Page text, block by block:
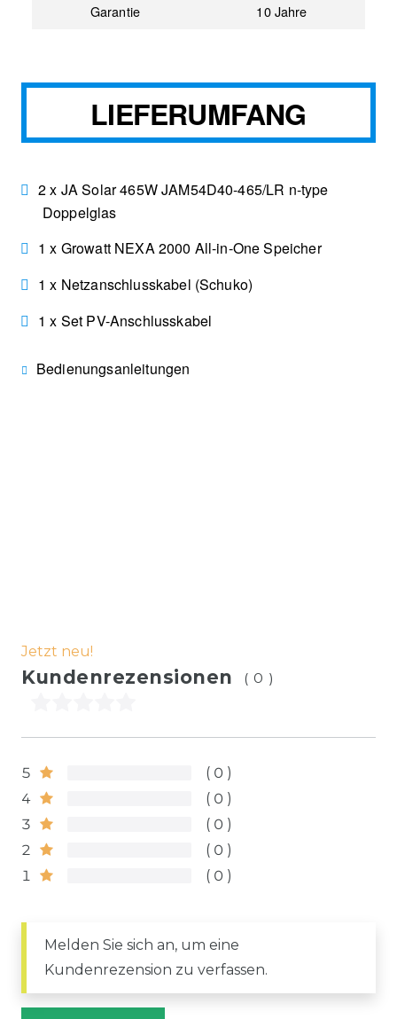
Garantie 10 Jahre
LIEFERUMFANG
2 x JA Solar 465W JAM54D40-465/LR n-type
Doppelglas
1 x Growatt NEXA 2000 All-in-One Speicher
1 x Netzanschlusskabel (Schuko)
1 x Set PV-Anschlusskabel
Bedienungsanleitungen
Jetzt neu!
Kundenrezensionen (0)
5
0
4
0
3
0
2
0
1
0
Melden Sie sich an, um eine
Kundenrezension zu verfassen.